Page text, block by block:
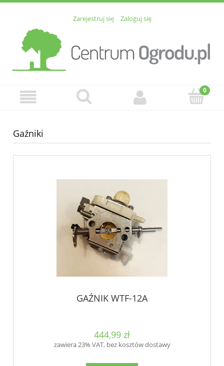
Zarejestruj się Zaloguj się
Gaźniki
GAŹNIK WTF-12A
444,99 zł
zawiera 23% VAT, bez kosztów dostawy